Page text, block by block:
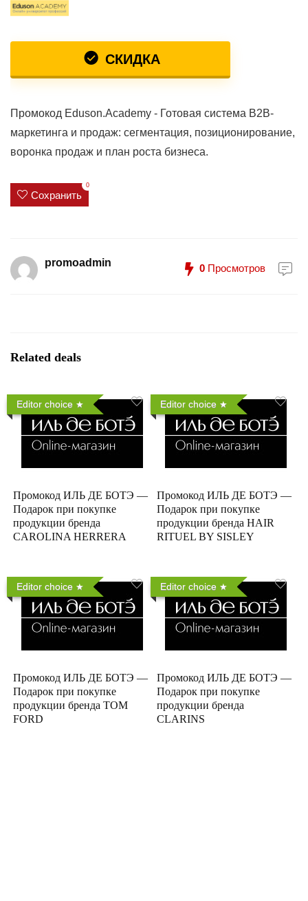
СКИДКА
Промокод Eduson.Academy - Готовая система B2B-
маркетинга и продаж: сегментация, позиционирование,
воронка продаж и план роста бизнеса.
Сохранить
0
promoadmin 0 Просмотров
Related deals
Editor choice
Промокод ИЛЬ ДЕ БОТЭ —
Подарок при покупке
продукции бренда
CAROLINA HERRERA
Editor choice
Промокод ИЛЬ ДЕ БОТЭ —
Подарок при покупке
продукции бренда HAIR
RITUEL BY SISLEY
Editor choice
Промокод ИЛЬ ДЕ БОТЭ —
Подарок при покупке
продукции бренда TOM
FORD
Editor choice
Промокод ИЛЬ ДЕ БОТЭ —
Подарок при покупке
продукции бренда
CLARINS